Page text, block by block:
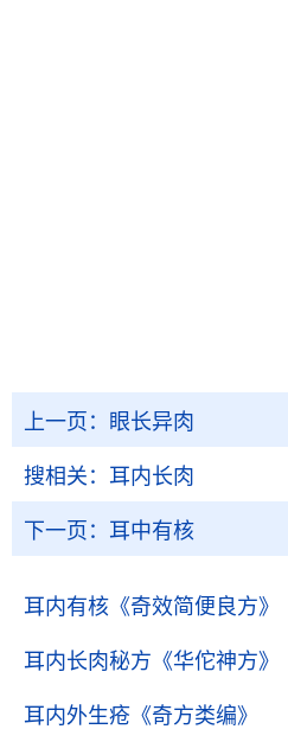
上一页： 眼长异肉
搜相关： 耳内长肉
下一页： 耳中有核
耳内有核 《奇效简便良方》
耳内长肉秘方 《华佗神方》
耳内外生疮 《奇方类编》